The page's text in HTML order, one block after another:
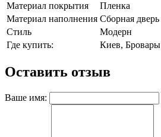
Материал покрытия
Пленка
Материал наполнения Сборная дверь
Стиль
Модерн
Где купить:
Киев, Бровары
Оставить отзыв
Ваше имя: